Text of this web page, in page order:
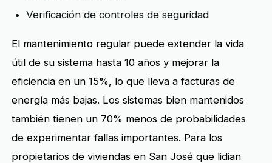
Verificación de controles de seguridad
El mantenimiento regular puede extender la vida
útil de su sistema hasta 10 años y mejorar la
eficiencia en un 15%, lo que lleva a facturas de
energía más bajas. Los sistemas bien mantenidos
también tienen un 70% menos de probabilidades
de experimentar fallas importantes. Para los
propietarios de viviendas en San José que lidian